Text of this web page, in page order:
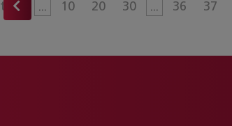
... 10 20 30 ... 36 37